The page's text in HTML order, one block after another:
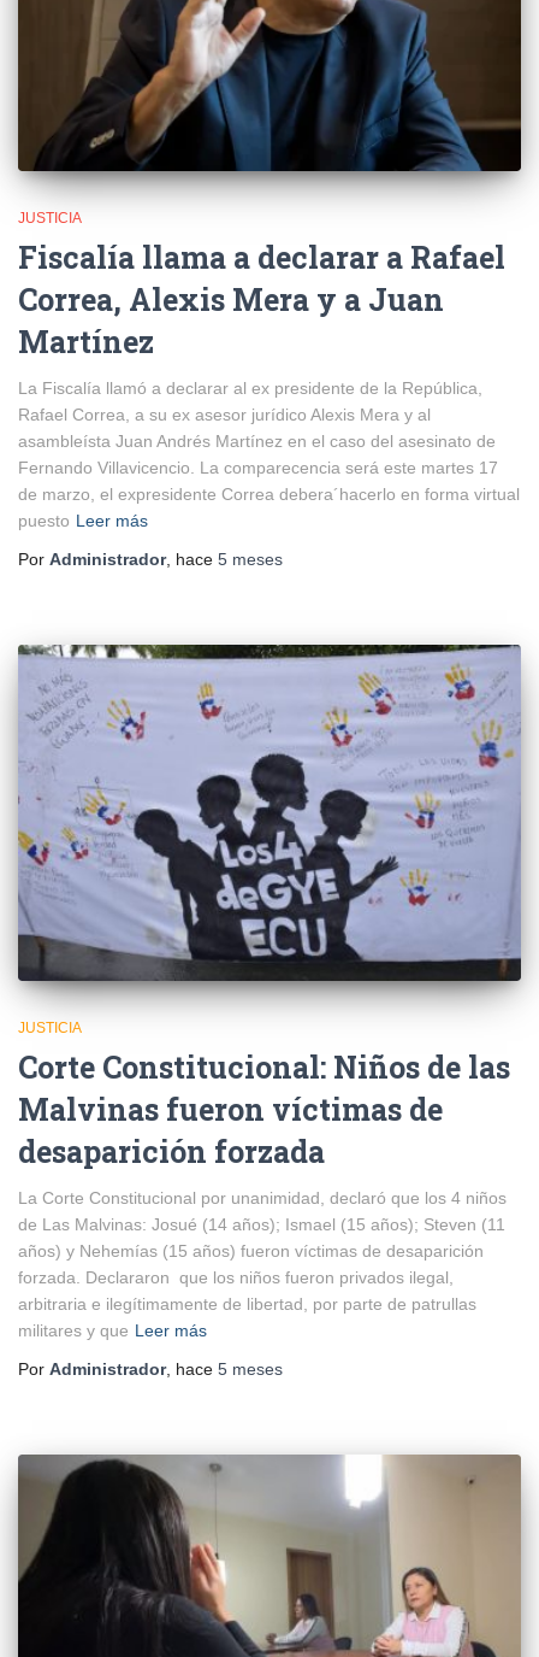
JUSTICIA
Fiscalía llama a declarar a Rafael
Correa, Alexis Mera y a Juan
Martínez
La Fiscalía llamó a declarar al ex presidente de la República,
Rafael Correa, a su ex asesor jurídico Alexis Mera y al
asambleísta Juan Andrés Martínez en el caso del asesinato de
Fernando Villavicencio. La comparecencia será este martes 17
de marzo, el expresidente Correa debera´hacerlo en forma virtual
puesto Leer más
Por Administrador, hace 5 meses
JUSTICIA
Corte Constitucional: Niños de las
Malvinas fueron víctimas de
desaparición forzada
La Corte Constitucional por unanimidad, declaró que los 4 niños
de Las Malvinas: Josué (14 años); Ismael (15 años); Steven (11
años) y Nehemías (15 años) fueron víctimas de desaparición
forzada. Declararon que los niños fueron privados ilegal,
arbitraria e ilegítimamente de libertad, por parte de patrullas
militares y que Leer más
Por Administrador, hace 5 meses